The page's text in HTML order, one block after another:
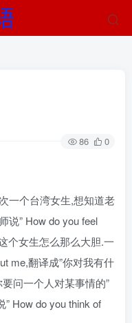
86 0
一个台湾女生,想知道老
说” How do you feel
个女生怎么那么大胆.一
me,翻译成”你对我有什
问一个人对某事情的”
” How do you think of